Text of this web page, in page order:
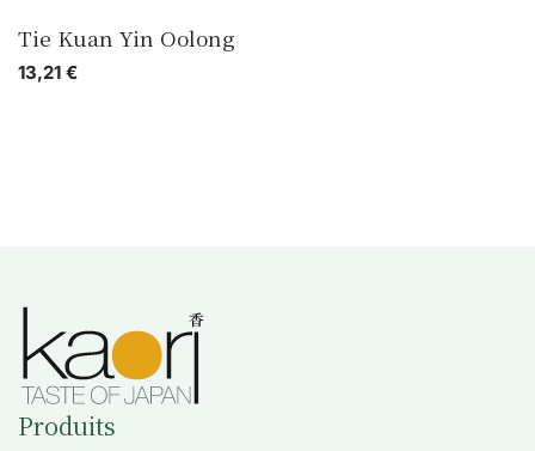
Tie Kuan Yin Oolong
13,21 €
Produits